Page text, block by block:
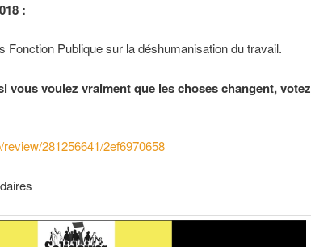
:
Fonction Publique sur la déshumanisation du travail.
vous voulez vraiment que les choses changent, votez
281256641/2ef6970658